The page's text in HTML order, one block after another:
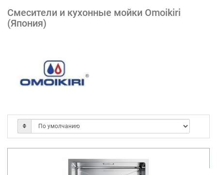
Смесители и кухонные мойки Omoikiri
(Япония)